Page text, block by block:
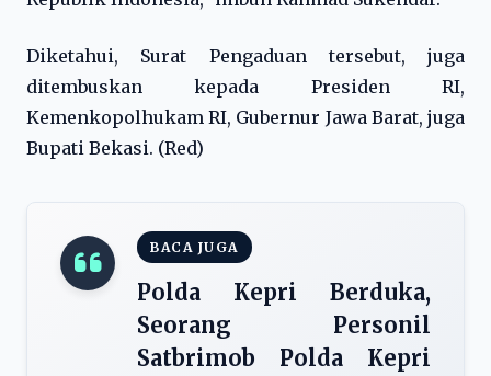
Diketahui, Surat Pengaduan tersebut, juga
ditembuskan kepada Presiden RI,
Kemenkopolhukam RI, Gubernur Jawa Barat, juga
Bupati Bekasi. (Red)
BACA JUGA
Polda Kepri Berduka,
Seorang Personil
Satbrimob Polda Kepri